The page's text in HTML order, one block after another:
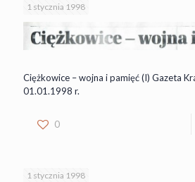
1 stycznia 1998
Ciężkowice – wojna i pamięć (I) Gazeta
01.01.1998 r.
0
1 stycznia 1998